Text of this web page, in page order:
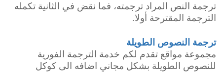
ترجمة النص المراد ترجمته، فما نقض في الثانية تكمله
الترجمة المقترحة أولا.
ترجمة النصوص الطويلة
مجموعة مواقع تقدم لكم خدمة الترجمة الفورية
للنصوص الطويلة بشكل مجاني اضافه الى كوكل